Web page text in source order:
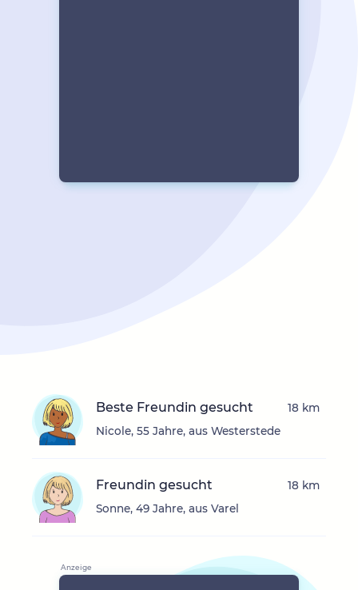
Beste Freundin gesucht
Nicole, 55 Jahre, aus Westerstede
18 km
Freundin gesucht
Sonne, 49 Jahre, aus Varel
18 km